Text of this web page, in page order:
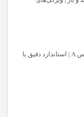
خرید شیشه‌آلات آزمایشگاهی کلاس A | استاندارد دقیق با